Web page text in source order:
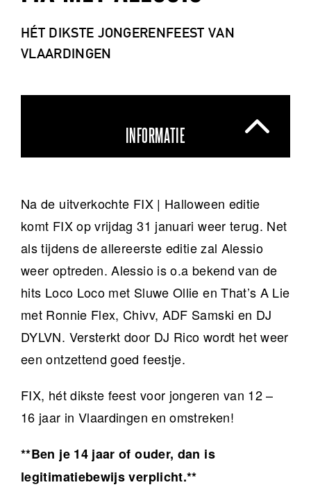
HÉT DIKSTE JONGERENFEEST VAN
VLAARDINGEN
INFORMATIE
Na de uitverkochte FIX | Halloween editie
komt FIX op vrijdag 31 januari weer terug. Net
als tijdens de allereerste editie zal Alessio
weer optreden. Alessio is o.a bekend van de
hits Loco Loco met Sluwe Ollie en That’s A Lie
met Ronnie Flex, Chivv, ADF Samski en DJ
DYLVN. Versterkt door DJ Rico wordt het weer
een ontzettend goed feestje.
FIX, hét dikste feest voor jongeren van 12 –
16 jaar in Vlaardingen en omstreken!
**Ben je 14 jaar of ouder, dan is
legitimatiebewijs verplicht.**